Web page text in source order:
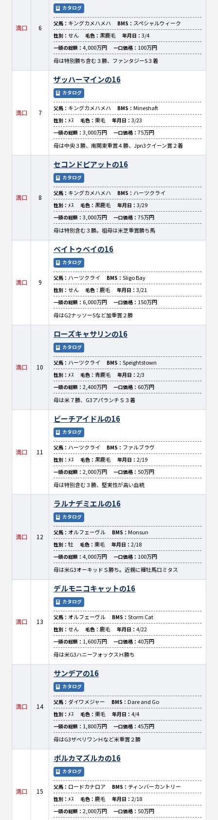
満口 6
カタログ
父馬： キングカメハメハ BMS： スペシャルウィーク
性別： せん 毛色： 黒鹿毛 年月日： 3/4
一頭の総額： 4,000万円 一口価格： 100万円
母は特別勝ち含む３勝、ファンタジーS３着
満口 7
ザッハーマインの16
カタログ
父馬： キングカメハメハ BMS： Mineshaft
性別： ﾒｽ 毛色： 栗毛 年月日： 3/23
一頭の総額： 3,000万円 一口価格： 75万円
母は中央３勝、南関東重賞４勝、Jpn3クイーン賞２着
満口 8
セコンドピアットの16
カタログ
父馬： キングカメハメハ BMS： ハーツクライ
性別： ﾒｽ 毛色： 黒鹿毛 年月日： 3/29
一頭の総額： 3,000万円 一口価格： 75万円
母は特別含む３勝。祖母は米芝重賞勝ち馬
満口 9
ベイトゥベイの16
カタログ
父馬： ハーツクライ BMS： Sligo Bay
性別： せん 毛色： 鹿毛 年月日： 3/21
一頭の総額： 6,000万円 一口価格： 150万円
母はG2ナッソーSなど加重賞２勝
満口 10
ローズキャサリンの16
カタログ
父馬： ハーツクライ BMS： Speightstown
性別： ﾒｽ 毛色： 青鹿毛 年月日： 2/3
一頭の総額： 2,400万円 一口価格： 60万円
母は米７勝、G3アパランチＳ３着
満口 11
ビーチアイドルの16
カタログ
父馬： ハーツクライ BMS： ファルブラヴ
性別： ﾒｽ 毛色： 黒鹿毛 年月日： 2/19
一頭の総額： 2,000万円 一口価格： 50万円
母は特別含む３勝、堅実性が高い血統
満口 12
ラルナデミエルの16
カタログ
父馬： オルフェーヴル BMS： Monsun
性別： 牡 毛色： 栗毛 年月日： 2/18
一頭の総額： 4,000万円 一口価格： 100万円
母は米G3オーキッドＳ勝ち。近親に種牡馬ロミタス
満口 13
デルモニコキャットの16
カタログ
父馬： オルフェーヴル BMS： Storm Cat
性別： せん 毛色： 鹿毛 年月日： 4/22
一頭の総額： 1,600万円 一口価格： 40万円
母は米G3ハニーフォックスＨ勝ち
満口 14
サンデアの16
カタログ
父馬： ダイワメジャー BMS： Dare and Go
性別： ﾒｽ 毛色： 栗毛 年月日： 4/4
一頭の総額： 1,800万円 一口価格： 45万円
母はG3ザベリワンＨなど米重賞２勝
満口 15
ポルカマズルカの16
カタログ
父馬： ロードカナロア BMS： ティンバーカントリー
性別： ﾒｽ 毛色： 鹿毛 年月日： 2/18
一頭の総額： 2,000万円 一口価格： 50万円